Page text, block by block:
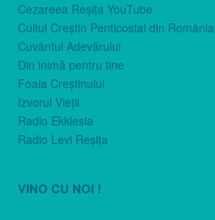
Cezareea Reşiţa YouTube
Cultul Creştin Penticostal din România
Cuvântul Adevărului
Din inimă pentru tine
Foaia Creştinului
Izvorul Vieţii
Radio Ekklesia
Radio Levi Reşiţa
VINO CU NOI !